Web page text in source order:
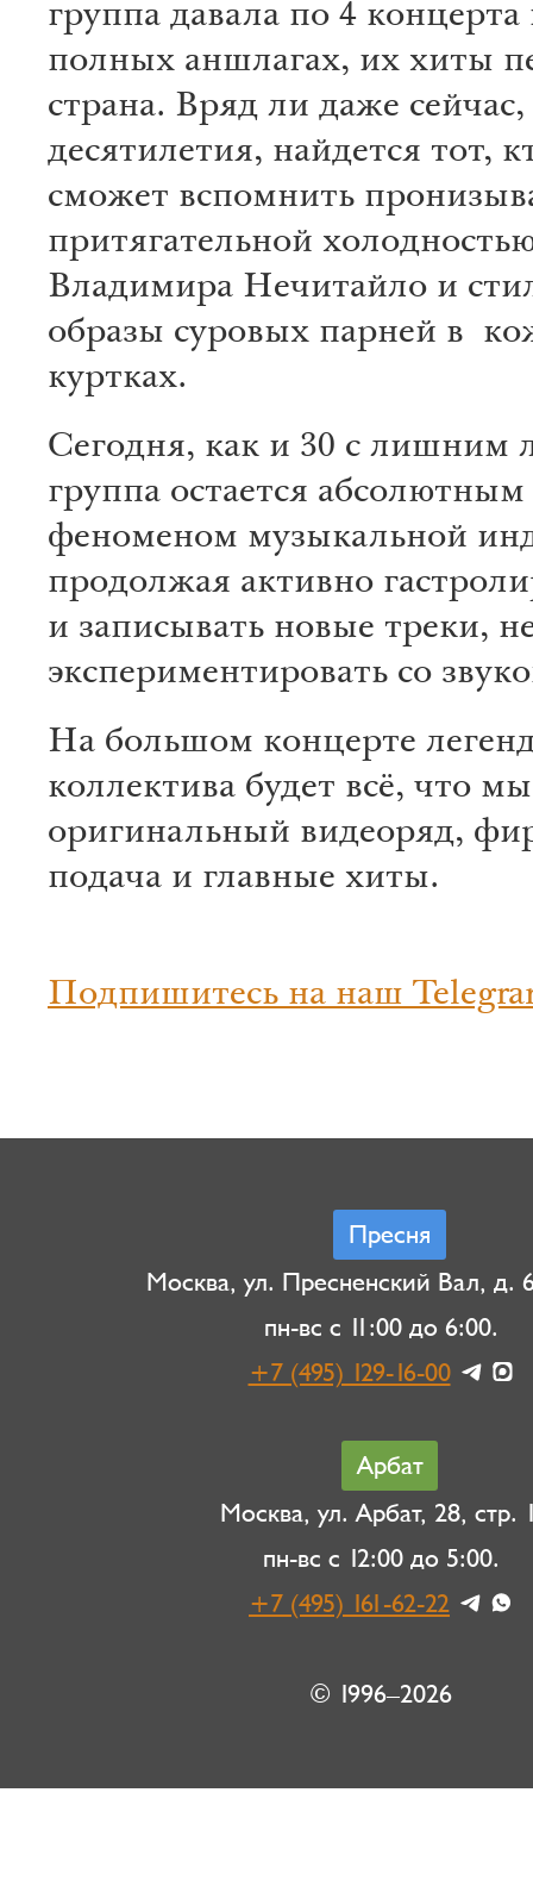
группа давала по 4
полных аншлагах, их хиты
страна. Вряд ли даже сейчас,
десятилетия, найдется тот,
сможет вспомнить
притягательной
Владимира Нечитайло и
образы суровых парней в
куртках.
Сегодня, как и 30 с лишним
группа остается абсолютным
феноменом музыкальной
продолжая активно
и записывать новые треки,
экспериментировать со
На большом концерте
коллектива будет всё, что
оригинальный видеоряд,
подача и главные хиты.
Подпишитесь на наш
Пресня
Москва, ул. Пресненский Вал, д.
пн-вс с 11:00 до 6:00.
+7 (495) 129-16-00
Арбат
Москва, ул. Арбат, 28, стр.
пн-вс с 12:00 до 5:00.
+7 (495) 161-62-22
© 1996–2026